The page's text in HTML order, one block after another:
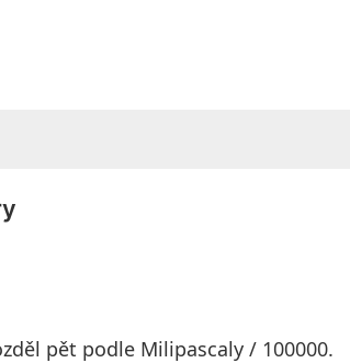
pět podle Milipascaly / 100000.